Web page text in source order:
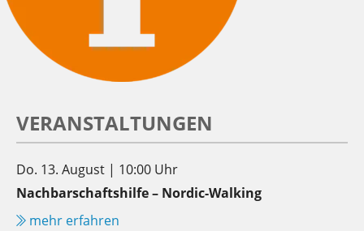
VERANSTALTUNGEN
Do. 13. August | 10:00 Uhr
Nachbarschaftshilfe – Nordic-Walking
mehr erfahren